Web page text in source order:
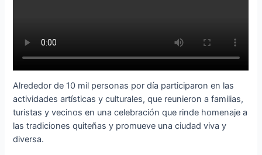
Alrededor de 10 mil personas por día participaron en las
actividades artísticas y culturales, que reunieron a familias,
turistas y vecinos en una celebración que rinde homenaje a
las tradiciones quiteñas y promueve una ciudad viva y
diversa.